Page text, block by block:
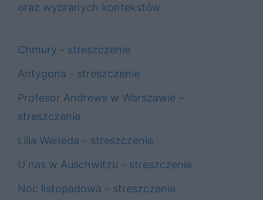
oraz wybranych kontekstów.
Chmury - streszczenie
Antygona - streszczenie
Profesor Andrews w Warszawie –
streszczenie
Lilla Weneda – streszczenie
U nas w Auschwitzu – streszczenie
Noc listopadowa – streszczenie